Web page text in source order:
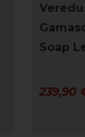
Soap
239,90